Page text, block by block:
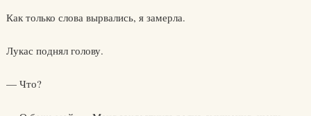
Как только слова вырвались, я замерла.
Лукас поднял голову.
— Что?